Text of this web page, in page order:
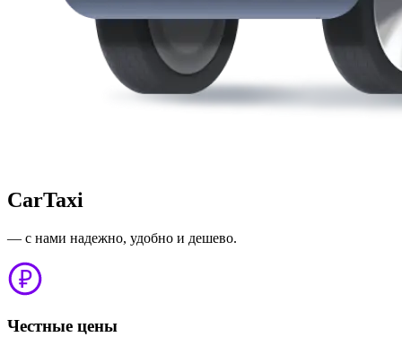
CarTaxi
— с нами надежно, удобно и дешево.
Честные цены